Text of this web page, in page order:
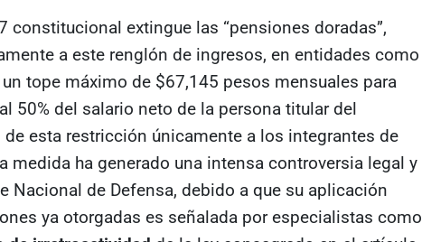
constitucional extingue las “pensiones doradas”,
a este renglón de ingresos, en entidades como
tope máximo de $67,145 pesos mensuales para
50% del salario neto de la persona titular del
esta restricción únicamente a los integrantes de
medida ha generado una intensa controversia legal y
Nacional de Defensa, debido a que su aplicación
ya otorgadas es señalada por especialistas como